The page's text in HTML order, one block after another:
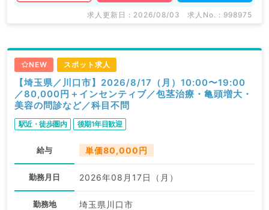
求人更新日 : 2026/08/03 求人No. : 998975
NEW スポット求人
【埼玉県／川口市】2026/8/17（月）10:00〜19:00
／80,000円＋インセンティブ／包茎治療・亀頭増大・
美容の問診など／科目不問
駅近・徒歩圏内 後期1年目歓迎
給与 単価80,000円
勤務月日 2026年08月17日（月）
勤務地 埼玉県川口市